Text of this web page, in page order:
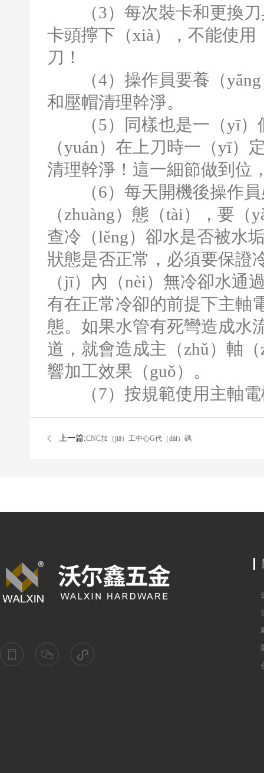
（3）每次裝卡和更換
卡頭擰下（xià），不能使
刀！
（4）操作員要養（
和壓帽清理幹淨。
（5）同樣也是一（yī
（yuán）在上刀時一（yī）
清理幹淨！這一細節做到位
（6）每天開機後操作
（zhuàng）態（tài），要
查冷（lěng）卻水是否被水
狀態是否正常，必須要保證
（jī）內（nèi）無冷卻水通
有在正常冷卻的前提下主軸
態。如果水管有死彎造成水
道，就會造成主（zhǔ）軸
響加工效果（guǒ）。
（7）按規範使用主軸
上一篇:​CNC加（jiā）工中心G代（dài）碼